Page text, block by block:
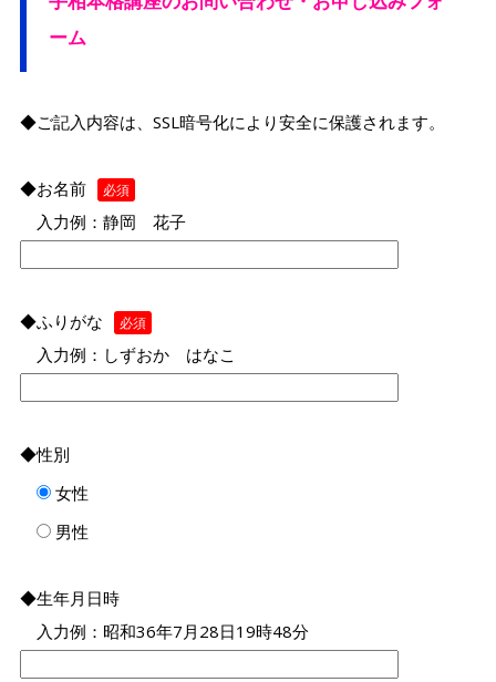
ーム
◆ご記入内容は、SSL暗号化により安全に保護されます。
◆お名前 必須
入力例：静岡 花子
◆ふりがな 必須
入力例：しずおか はなこ
◆性別
女性
男性
◆生年月日時
入力例：昭和36年7月28日19時48分